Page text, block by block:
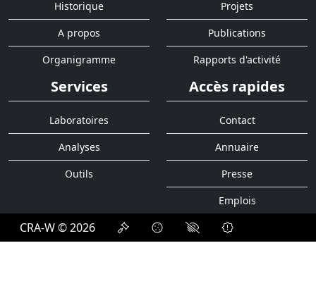
Historique
A propos
Organigramme
Projets
Publications
Rapports d'activité
Services
Laboratoires
Analyses
Outils
Accès rapides
Contact
Annuaire
Presse
Emplois
CRA-W © 2026